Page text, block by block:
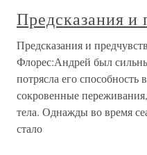
Предсказания и
Предсказания и
Флорес:Андрей был
потрясла его способность
сокровенные
тела. Однажды во время
стало